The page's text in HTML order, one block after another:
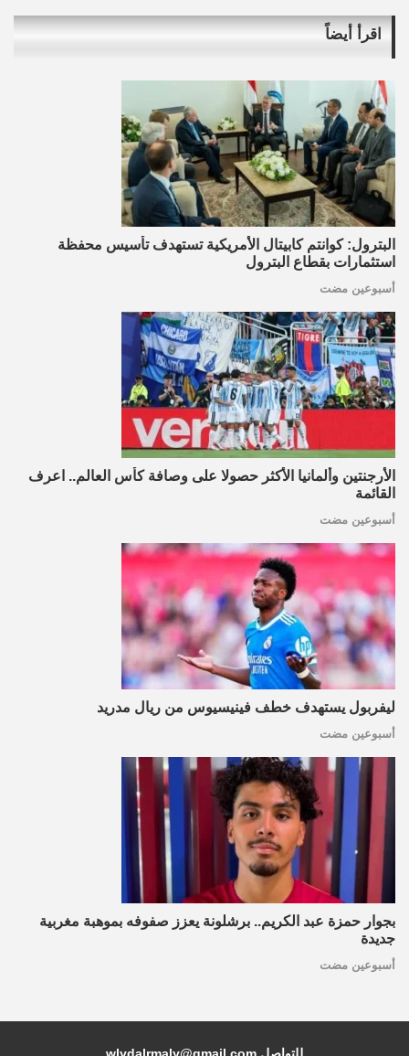
اقرأ أيضاً
البترول: كوانتم كابيتال الأمريكية تستهدف تأسيس محفظة
استثمارات بقطاع البترول
أسبوعين مضت
الأرجنتين وألمانيا الأكثر حصولا على وصافة كأس العالم.. اعرف
القائمة
أسبوعين مضت
ليفربول يستهدف خطف فينيسيوس من ريال مدريد
أسبوعين مضت
بجوار حمزة عبد الكريم.. برشلونة يعزز صفوفه بموهبة مغربية
جديدة
أسبوعين مضت